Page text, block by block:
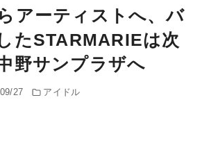
アーティストへ、バ
たSTARMARIEは次
野サンプラザへ
27 アイドル